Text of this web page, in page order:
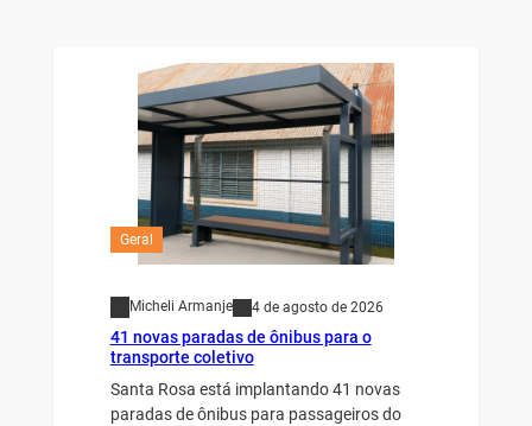
Geral
Micheli Armanje 4 de agosto de 2026
41 novas paradas de ônibus para o
transporte coletivo
Santa Rosa está implantando 41 novas
paradas de ônibus para passageiros do